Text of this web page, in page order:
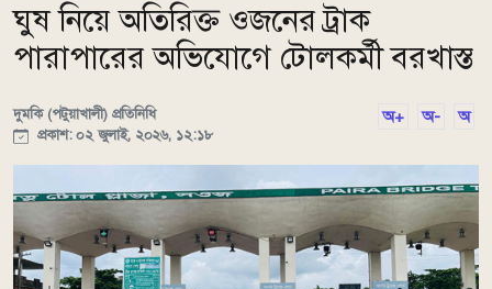
ঘুষ নিয়ে অতিরিক্ত ওজনের ট্রাক
পারাপারের অভিযোগে টোলকর্মী বরখাস্ত
দুমকি (পটুয়াখালী) প্রতিনিধি
প্রকাশ: ০২ জুলাই, ২০২৬, ১২:১৮
অ+ অ- অ